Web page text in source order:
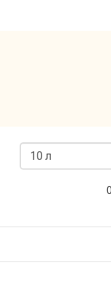
10 л